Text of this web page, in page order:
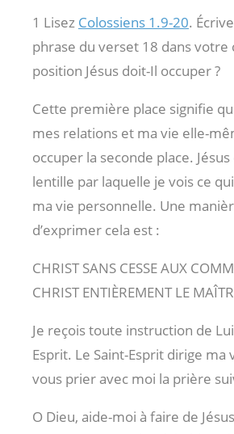
1 Lisez Colossiens 1.9-20.
phrase du verset 18 dans votre
position Jésus doit-Il occuper ?
Cette première place signifie
mes relations et ma vie elle-
occuper la seconde place.
lentille par laquelle je vois ce
ma vie personnelle. Une
d’exprimer cela est :
CHRIST SANS CESSE AUX
CHRIST ENTIÈREMENT LE
Je reçois toute instruction de
Esprit. Le Saint-Esprit dirige ma
vous prier avec moi la prière
O Dieu, aide-moi à faire de